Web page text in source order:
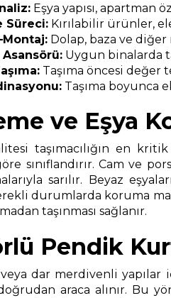
Eşya yapısı, apartman
Süreci: Kırılabilir ürünler,
Dolap, baza ve
Asansörü: Uygun binalarda
Taşıma öncesi değer
Taşıma boyunca
ve Eşya
taşımacılığın en kritik
sınıflandırır. Cam ve
sarılır. Beyaz
durumlarda koruma
taşınması sağlanır.
Pendik
dar merdivenli yapılar
araca alınır. Bu